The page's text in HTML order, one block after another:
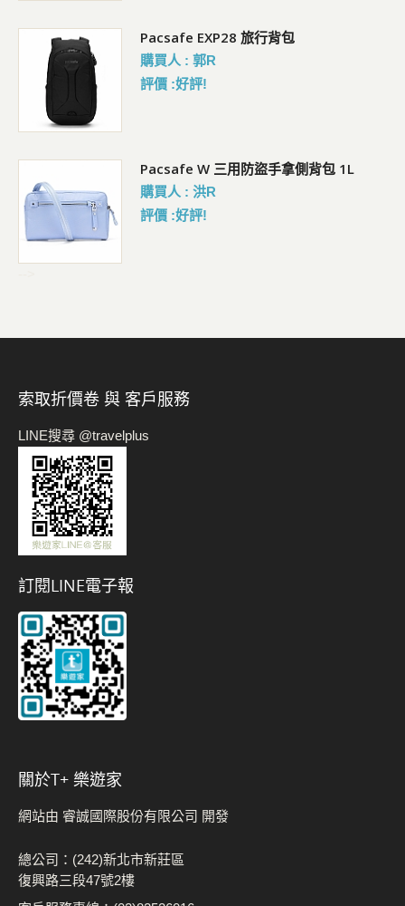
Pacsafe EXP28 旅行背包
購買人 : 郭R
評價 :好評!
Pacsafe W 三用防盜手拿側背包 1L
購買人 : 洪R
評價 :好評!
索取折價卷 與 客戶服務
LINE搜尋 @travelplus
訂閱LINE電子報
關於t+ 樂遊家
網站由 睿誠國際股份有限公司 開發
總公司：(242)新北市新莊區
復興路三段47號2樓